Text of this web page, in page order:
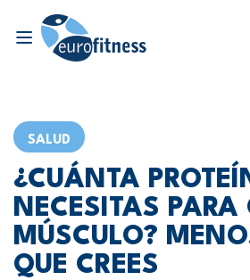
SALUD
¿CUÁNTA
NECESITAS
MÚSCULO?
QUE CREES